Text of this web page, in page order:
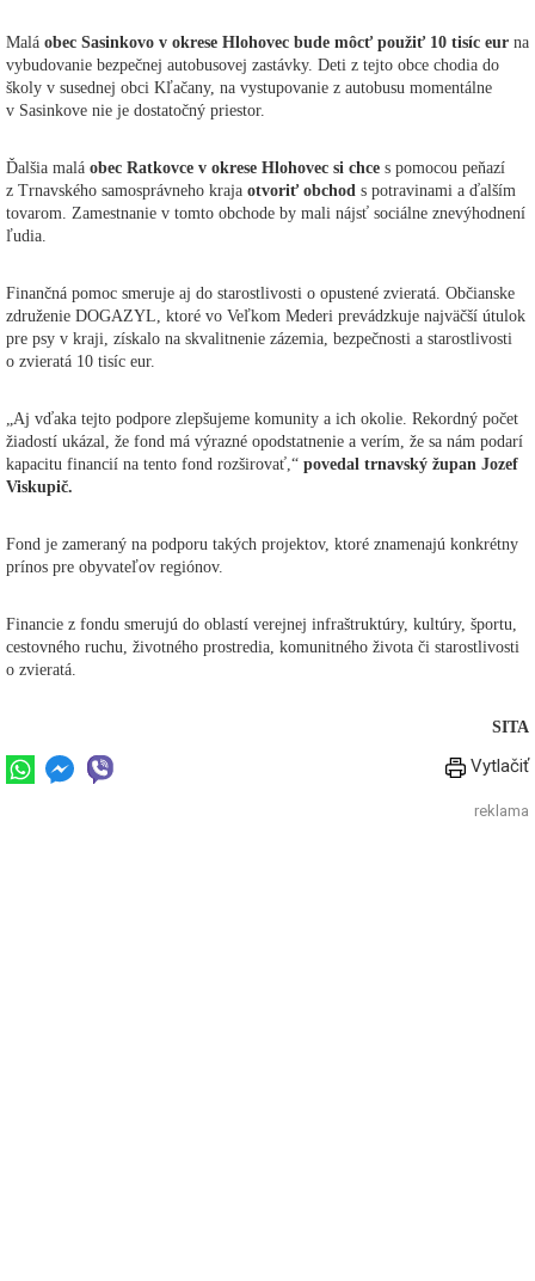
Malá obec Sasinkovo v okrese Hlohovec bude môcť použiť 10 tisíc eur na
vybudovanie bezpečnej autobusovej zastávky. Deti z tejto obce chodia do
školy v susednej obci Kľačany, na vystupovanie z autobusu momentálne
v Sasinkove nie je dostatočný priestor.
Ďalšia malá obec Ratkovce v okrese Hlohovec si chce s pomocou peňazí
z Trnavského samosprávneho kraja otvoriť obchod s potravinami a ďalším
tovarom. Zamestnanie v tomto obchode by mali nájsť sociálne znevýhodnení
ľudia.
Finančná pomoc smeruje aj do starostlivosti o opustené zvieratá. Občianske
združenie DOGAZYL, ktoré vo Veľkom Mederi prevádzkuje najväčší útulok
pre psy v kraji, získalo na skvalitnenie zázemia, bezpečnosti a starostlivosti
o zvieratá 10 tisíc eur.
„Aj vďaka tejto podpore zlepšujeme komunity a ich okolie. Rekordný počet
žiadostí ukázal, že fond má výrazné opodstatnenie a verím, že sa nám podarí
kapacitu financií na tento fond rozširovať,“ povedal trnavský župan Jozef
Viskupič.
Fond je zameraný na podporu takých projektov, ktoré znamenajú konkrétny
prínos pre obyvateľov regiónov.
Financie z fondu smerujú do oblastí verejnej infraštruktúry, kultúry, športu,
cestovného ruchu, životného prostredia, komunitného života či starostlivosti
o zvieratá.
SITA
Vytlačiť
reklama